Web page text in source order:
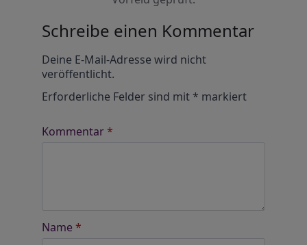
Schreibe einen Kommentar
Deine E-Mail-Adresse wird nicht
veröffentlicht.
Erforderliche Felder sind mit* markiert
Kommentar*
Name *